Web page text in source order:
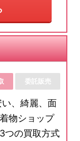
委託販売
、綺麗、面
物ショップ
つの買取方式